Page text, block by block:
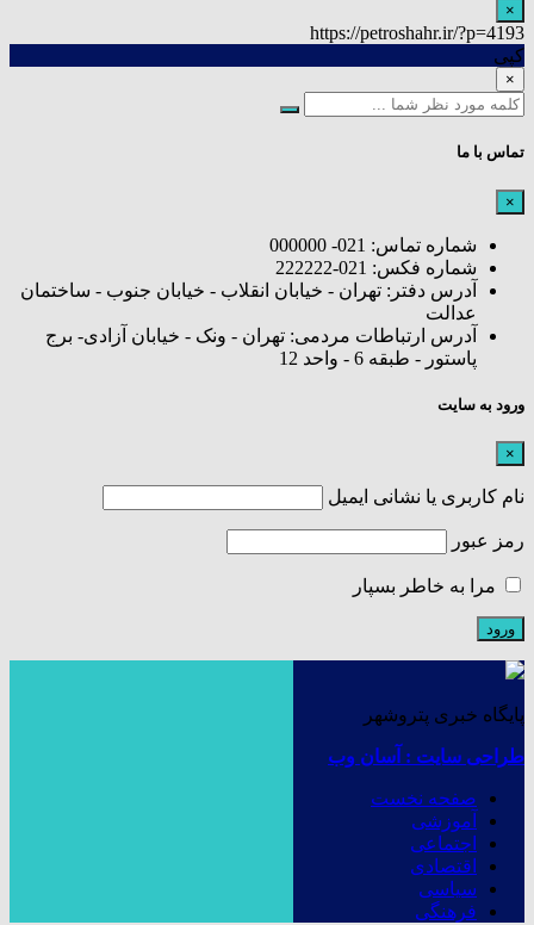
×
https://petroshahr.ir/?p=4193
کپی
×
تماس با ما
×
شماره تماس: 021- 000000
شماره فکس: 021-222222
آدرس دفتر: تهران - خیابان انقلاب - خیابان جنوب - ساختمان
عدالت
آدرس ارتباطات مردمی: تهران - ونک - خیابان آزادی- برج
پاستور - طبقه 6 - واحد 12
ورود به سایت
×
نام کاربری یا نشانی ایمیل
رمز عبور
مرا به خاطر بسپار
پایگاه خبری پتروشهر
طراحی سایت : آسان وب
صفحه نخست
آموزشی
اجتماعی
اقتصادی
سیاسی
فرهنگی